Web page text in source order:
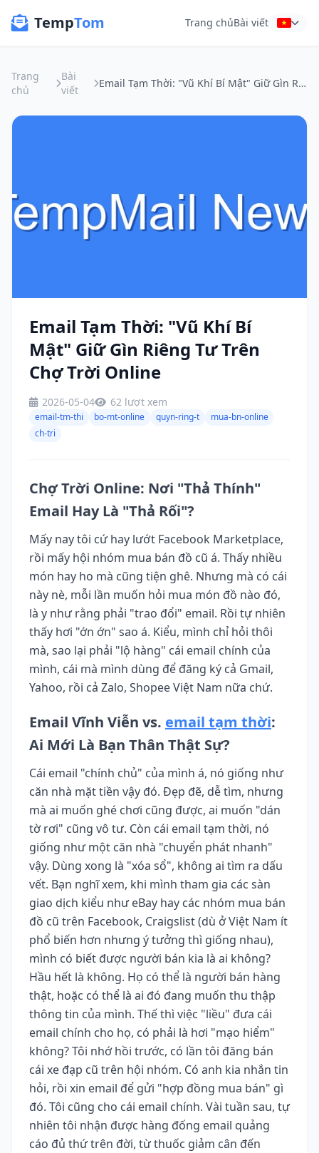
TempTom Trang chủBài viết
Trang
chủ
Bài
viết
Email Tạm Thời: "Vũ Khí Bí Mật" Giữ Gìn Riêng Tư Trên Chợ Trời Online
Email Tạm Thời: "Vũ Khí Bí
Mật" Giữ Gìn Riêng Tư Trên
Chợ Trời Online
2026-05-04 62 lượt xem
email-tm-thi bo-mt-online quyn-ring-t
mua-bn-online
ch-tri
Chợ Trời Online: Nơi "Thả Thính"
Email Hay Là "Thả Rối"?
Mấy nay tôi cứ hay lướt Facebook Marketplace,
rồi mấy hội nhóm mua bán đồ cũ á. Thấy nhiều
món hay ho mà cũng tiện ghê. Nhưng mà có cái
này nè, mỗi lần muốn hỏi mua món đồ nào đó,
là y như rằng phải "trao đổi" email. Rồi tự nhiên
thấy hơi "ớn ớn" sao á. Kiểu, mình chỉ hỏi thôi
mà, sao lại phải "lộ hàng" cái email chính của
mình, cái mà mình dùng để đăng ký cả Gmail,
Yahoo, rồi cả Zalo, Shopee Việt Nam nữa chứ.
Email Vĩnh Viễn vs. email tạm thời:
Ai Mới Là Bạn Thân Thật Sự?
Cái email "chính chủ" của mình á, nó giống như
căn nhà mặt tiền vậy đó. Đẹp đẽ, dễ tìm, nhưng
mà ai muốn ghé chơi cũng được, ai muốn "dán
tờ rơi" cũng vô tư. Còn cái email tạm thời, nó
giống như một căn nhà "chuyển phát nhanh"
vậy. Dùng xong là "xóa sổ", không ai tìm ra dấu
vết. Bạn nghĩ xem, khi mình tham gia các sàn
giao dịch kiểu như eBay hay các nhóm mua bán
đồ cũ trên Facebook, Craigslist (dù ở Việt Nam ít
phổ biến hơn nhưng ý tưởng thì giống nhau),
mình có biết được người bán kia là ai không?
Hầu hết là không. Họ có thể là người bán hàng
thật, hoặc có thể là ai đó đang muốn thu thập
thông tin của mình. Thế thì việc "liều" đưa cái
email chính cho họ, có phải là hơi "mạo hiểm"
không? Tôi nhớ hồi trước, có lần tôi đăng bán
cái xe đạp cũ trên hội nhóm. Có anh kia nhắn tin
hỏi, rồi xin email để gửi "hợp đồng mua bán" gì
đó. Tôi cũng cho cái email chính. Vài tuần sau, tự
nhiên tôi nhận được hàng đống email quảng
cáo đủ thứ trên đời, từ thuốc giảm cân đến